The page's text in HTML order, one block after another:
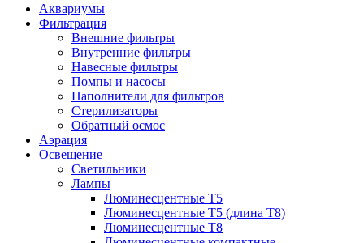
Аквариумы
Фильтрация
Внешние фильтры
Внутренние фильтры
Навесные фильтры
Помпы и насосы
Наполнители для фильтров
Стерилизаторы
Обратный осмос
Аэрация
Освещение
Светильники
Лампы
Люминесцентные T5
Люминесцентные T5 (длина T8)
Люминесцентные T8